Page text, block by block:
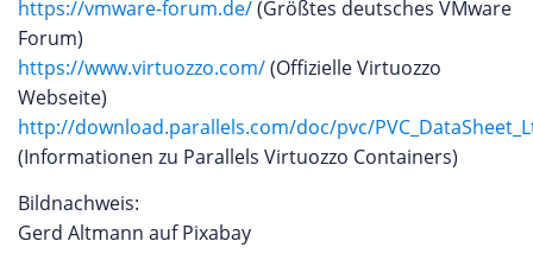
https://vmware-forum.de/(Größtes deutsches VMware
Forum)
https://www.virtuozzo.com/(Offizielle Virtuozzo
Webseite)
http://download.parallels.com/doc/pvc/
(Informationen zu Parallels Virtuozzo Containers)
Bildnachweis:
Gerd Altmann auf Pixabay